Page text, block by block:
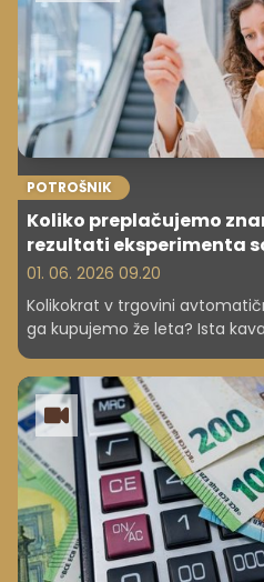
POTROŠNIK
Koliko preplačujemo
rezultati eksperimenta
01. 06. 2026 09.20
Kolikokrat v trgovini
ga kupujemo že leta? Ista
znamke pa so skozi
zaupanja, zaradi katerega
alternative na polici. Toda v
vse višji, si vse več ljudi
plačujemo kakovost ali